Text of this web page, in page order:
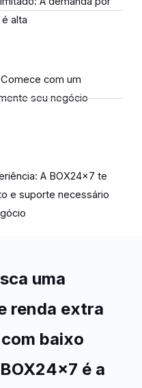
alta
com um
seu negócio
A BOX24x7 te
e suporte necessário
uma
renda extra
baixo
é a